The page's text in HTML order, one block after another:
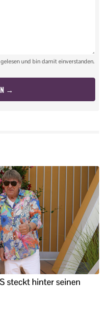
und bin damit einverstanden.
steckt hinter seinen